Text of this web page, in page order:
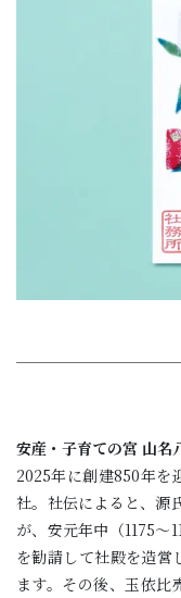
安産・子育ての宮 山名
2025年に創建850年を
社。社伝によると、源
が、安元年中（1175～
を勧請して社殿を造営
ます。その後、玉依